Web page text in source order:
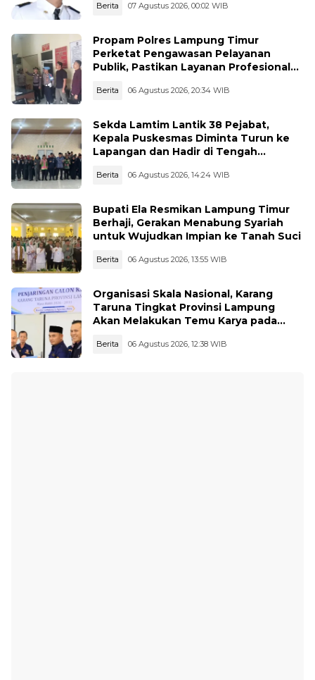
Berita 07 Agustus 2026, 00:02 WIB
Propam Polres Lampung Timur
Perketat Pengawasan Pelayanan
Publik, Pastikan Layanan Profesional
Berita 06 Agustus 2026, 20:34 WIB
Sekda Lamtim Lantik 38 Pejabat,
Kepala Puskesmas Diminta Turun ke
Lapangan dan Hadir di Tengah
Berita 06 Agustus 2026, 14:24 WIB
Bupati Ela Resmikan Lampung Timur
Berhaji, Gerakan Menabung Syariah
untuk Wujudkan Impian ke Tanah Suci
Berita 06 Agustus 2026, 13:55 WIB
Organisasi Skala Nasional, Karang
Taruna Tingkat Provinsi Lampung
Akan Melakukan Temu Karya pada
Berita 06 Agustus 2026, 12:38 WIB